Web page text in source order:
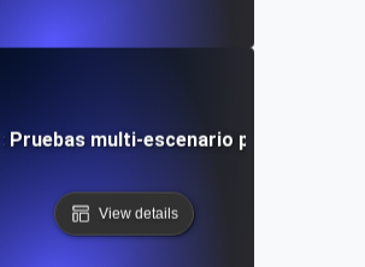
Pruebas multi-escenario para una
View details